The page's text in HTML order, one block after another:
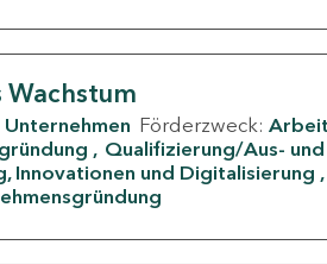
Unternehmen Förderzweck:
Qualifizierung/Aus- und
Innovationen und Digitalisierung